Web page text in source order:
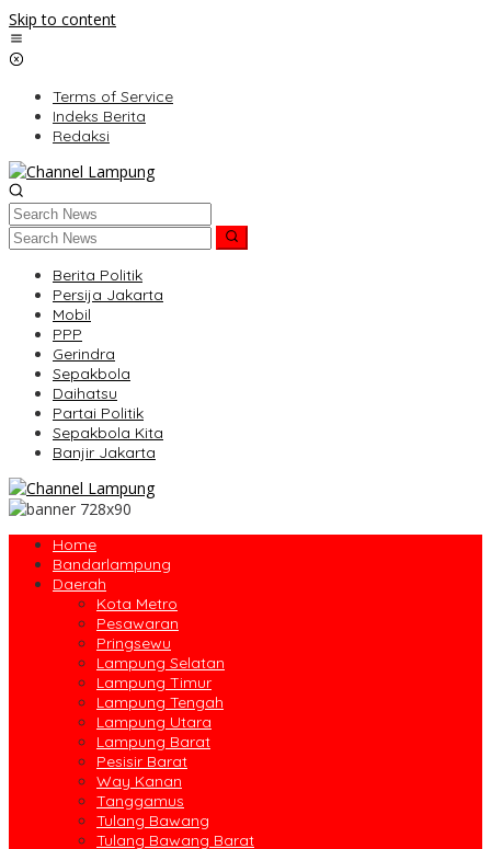
Skip to content
Terms of Service
Indeks Berita
Redaksi
Berita Politik
Persija Jakarta
Mobil
PPP
Gerindra
Sepakbola
Daihatsu
Partai Politik
Sepakbola Kita
Banjir Jakarta
Home
Bandarlampung
Daerah
Kota Metro
Pesawaran
Pringsewu
Lampung Selatan
Lampung Timur
Lampung Tengah
Lampung Utara
Lampung Barat
Pesisir Barat
Way Kanan
Tanggamus
Tulang Bawang
Tulang Bawang Barat